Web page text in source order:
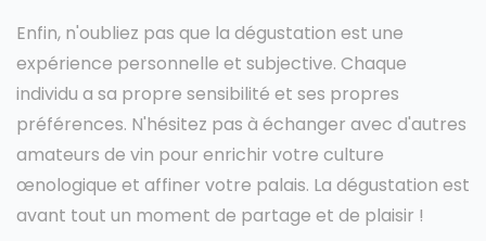
Enfin, n'oubliez pas que la dégustation est une
expérience personnelle et subjective. Chaque
individu a sa propre sensibilité et ses propres
préférences. N'hésitez pas à échanger avec d'autres
amateurs de vin pour enrichir votre culture
œnologique et affiner votre palais. La dégustation est
avant tout un moment de partage et de plaisir !